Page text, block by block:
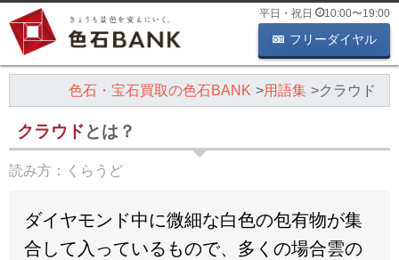
平日・祝日 10:00〜19:00
フリーダイヤル
色石・宝石買取の色石BANK 用語集 クラウド
クラウドとは？
読み方： くらうど
ダイヤモンド中に微細な白色の包有物が集
合して入っているもので、多くの場合雲の